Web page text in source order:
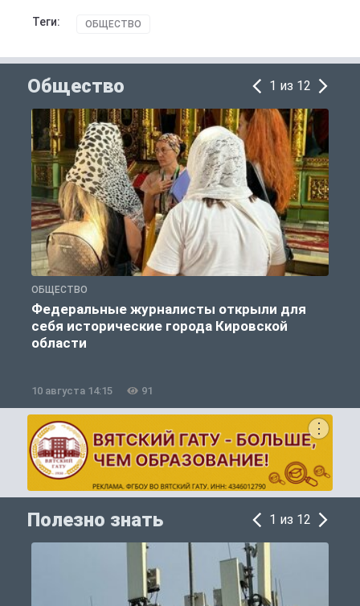
Теги: ОБЩЕСТВО
Общество 1 из 12
ОБЩЕСТВО
Федеральные журналисты открыли для
себя исторические города Кировской
области
10 августа 14:15 91
Полезно знать 1 из 12